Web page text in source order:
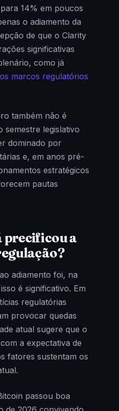
14% em poucos
o adiamento da
de que o Clarity
significativas
como já
marcos regulatórios
também não é
semestre legislativo
dominado por
e, em anos pré-
estratégicos
pautas
precificou a
adiamento foi, na
é significativo. Em
regulatórias
provocar quedas
atual sugere que o
a expectativa de
fatores sustentam os
passou boa